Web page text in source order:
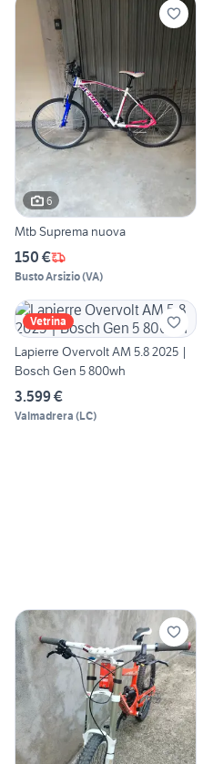
6
Mtb Suprema nuova
150 €
Busto Arsizio(VA)
Vetrina
Lapierre Overvolt AM 5.8 2025 |
Bosch Gen 5 800wh
3.599 €
Valmadrera (LC)